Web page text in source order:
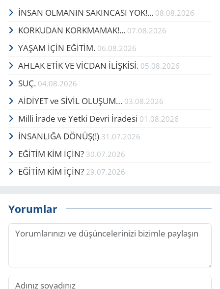
İNSAN OLMANIN SAKINCASI YOK!... 08.08.2026
KORKUDAN KORKMAMAK!... 07.08.2026
YAŞAM İÇİN EĞİTİM. 06.08.2026
AHLAK ETİK VE VİCDAN İLİŞKİSİ. 05.08.2026
SUÇ. 04.08.2026
AİDİYET ve SİVİL OLUŞUM… 03.08.2026
Milli İrade ve Yetki Devri İradesi 01.08.2026
İNSANLIĞA DÖNÜŞ(!) 31.07.2026
EĞİTİM KİM İÇİN? 30.07.2026
EĞİTİM KİM İÇİN? 29.07.2026
Yorumlar